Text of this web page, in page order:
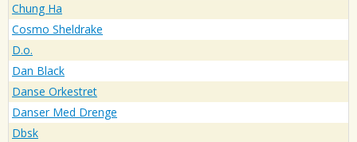
Chung Ha
Cosmo Sheldrake
D.o.
Dan Black
Danse Orkestret
Danser Med Drenge
Dbsk